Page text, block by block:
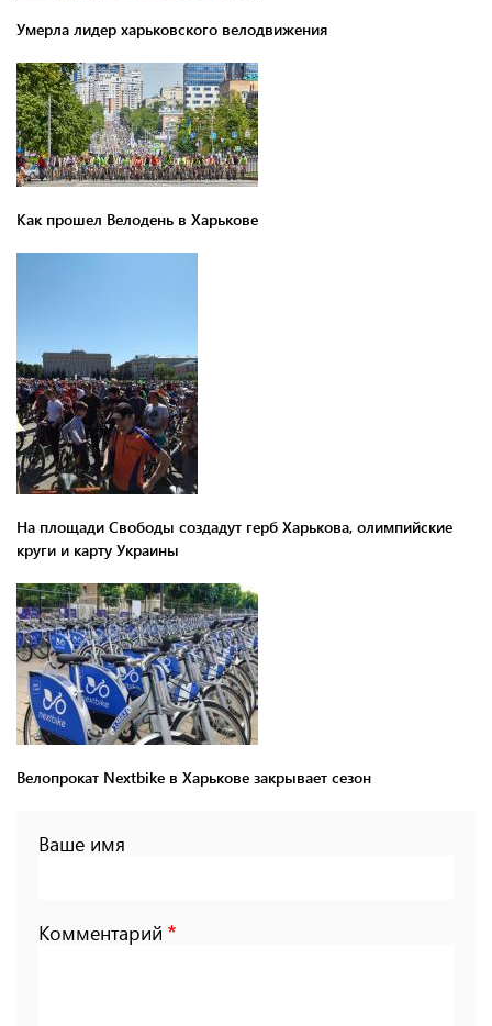
Умерла лидер харьковского велодвижения
Как прошел Велодень в Харькове
На площади Свободы создадут герб Харькова, олимпийские
круги и карту Украины
Велопрокат Nextbike в Харькове закрывает сезон
Ваше имя
Комментарий